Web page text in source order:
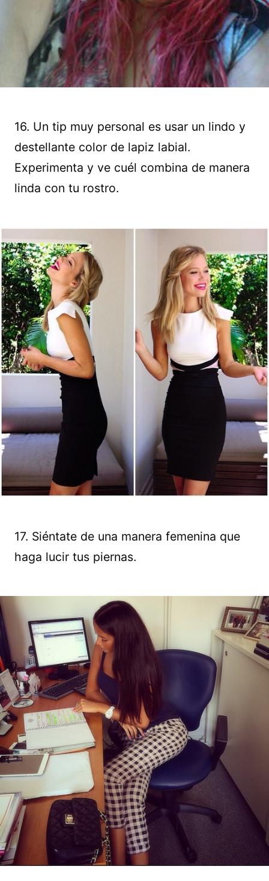
16. Un tip muy personal es usar un lindo y
destellante color de lapiz labial.
Experimenta y ve cuél combina de manera
linda con tu rostro.
17. Siéntate de una manera femenina que
haga lucir tus piernas.